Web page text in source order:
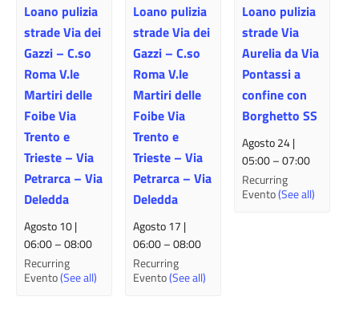
Loano pulizia
strade Via dei
Gazzi – C.so
Roma V.le
Martiri delle
Foibe Via
Trento e
Trieste – Via
Petrarca – Via
Deledda
Agosto 10 |
06:00–08:00
Recurring
Evento(See all)
Loano pulizia
strade Via dei
Gazzi – C.so
Roma V.le
Martiri delle
Foibe Via
Trento e
Trieste – Via
Petrarca – Via
Deledda
Agosto 17 |
06:00–08:00
Recurring
Evento(See all)
Loano pulizia
strade Via
Aurelia da Via
Pontassi a
confine con
Borghetto SS
Agosto 24 |
05:00–07:00
Recurring
Evento(See all)